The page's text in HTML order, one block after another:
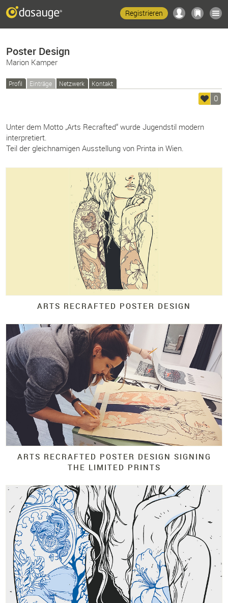
Registrieren
Poster Design
Marion Kamper
Profil Einträge Netzwerk Kontakt
0
Unter dem Motto „Arts Recrafted“ wurde Jugendstil modern
interpretiert.
Teil der gleichnamigen Ausstellung von Printa in Wien.
ARTS RECRAFTED POSTER DESIGN
ARTS RECRAFTED POSTER DESIGN SIGNING
THE LIMITED PRINTS